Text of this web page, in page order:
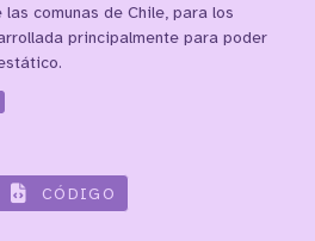
comunas de Chile, para los
principalmente para poder
CÓDIGO